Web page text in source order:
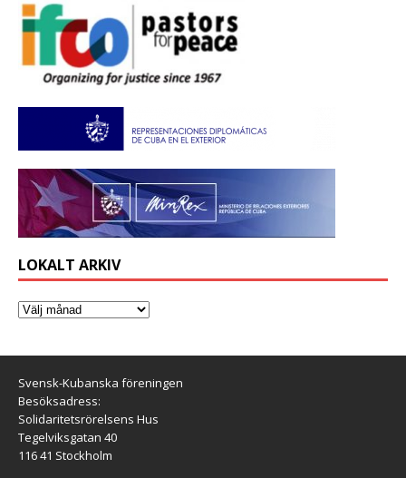
LOKALT ARKIV
Svensk-Kubanska föreningen
Besöksadress:
Solidaritetsrörelsens Hus
Tegelviksgatan 40
116 41 Stockholm